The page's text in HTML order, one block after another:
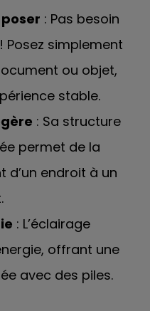
: Pas besoin
Posez simplement
ou objet,
stable.
: Sa structure
permet de la
d’un endroit à un
: L’éclairage
offrant une
avec des piles.